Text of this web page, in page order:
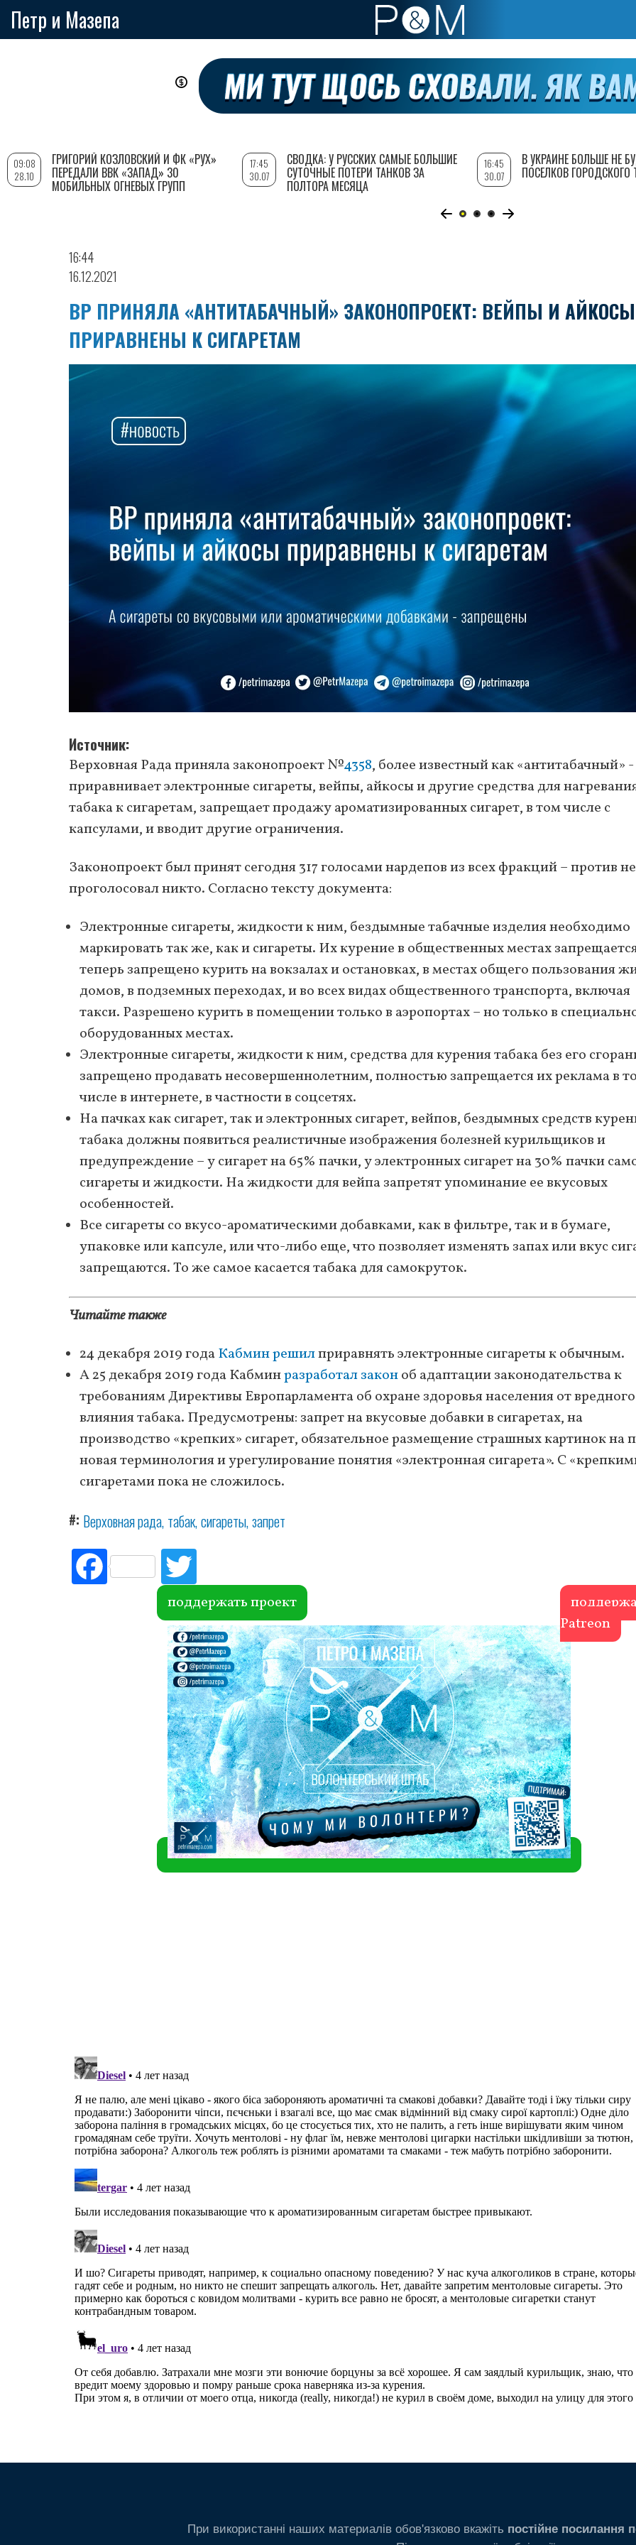
Петр и Мазепа
16:44
16.12.2021
ВР ПРИНЯЛА «АНТИТАБАЧНЫЙ» ЗАКОНОПРОЕКТ: ВЕЙПЫ И АЙКОСЫ
ПРИРАВНЕНЫ К СИГАРЕТАМ
Источник
Верховная Рада приняла законопроект №4358, более известный как «антитабачный»
приравнивает электронные сигареты, вейпы, айкосы и другие средства для
табака к сигаретам, запрещает продажу ароматизированных сигарет, в том числе с
капсулами, и вводит другие ограничения.
Законопроект был принят сегодня 317 голосами нардепов из всех фракций – против не
проголосовал никто. Согласно тексту документа:
Электронные сигареты, жидкости к ним, бездымные табачные изделия необходимо
маркировать так же, как и сигареты. Их курение в общественных местах
теперь запрещено курить на вокзалах и остановках, в местах общего пользования
домов, в подземных переходах, и во всех видах общественного транспорта, включая
такси. Разрешено курить в помещении только в аэропортах – но только в
оборудованных местах.
Электронные сигареты, жидкости к ним, средства для курения табака без его
запрещено продавать несовершеннолетним, полностью запрещается их реклама в
числе в интернете, в частности в соцсетях.
На пачках как сигарет, так и электронных сигарет, вейпов, бездымных средств
табака должны появиться реалистичные изображения болезней курильщиков и
предупреждение – у сигарет на 65% пачки, у электронных сигарет на 30% пачки
сигареты и жидкости. На жидкости для вейпа запретят упоминание ее вкусовых
особенностей.
Все сигареты со вкусо-ароматическими добавками, как в фильтре, так и в бумаге,
упаковке или капсуле, или что-либо еще, что позволяет изменять запах или вкус
запрещаются. То же самое касается табака для самокруток.
Читайте также
24 декабря 2019 годаКабмин решилприравнять электронные сигареты к обычным.
А 25 декабря 2019 года Кабминразработал законоб адаптации законодательства к
требованиям Директивы Европарламента об охране здоровья населения от вредного
влияния табака. Предусмотрены: запрет на вкусовые добавки в сигаретах, на
производство «крепких» сигарет, обязательное размещение страшных картинок на
новая терминология и урегулирование понятия «электронная сигарета». С
сигаретами пока не сложилось.
# Верховная рада табак сигареты запрет
Fac
ebo itte
r
поддержать проект
Patreon
09:08
28.10
ГРИГОРИЙ КОЗЛОВСКИЙ И ФК «РУХ»
ПЕРЕДАЛИ ВВК «ЗАПАД» 30
МОБИЛЬНЫХ ОГНЕВЫХ ГРУПП
17:45
30.07
СВОДКА: У РУССКИХ САМЫЕ БОЛЬШИЕ
СУТОЧНЫЕ ПОТЕРИ ТАНКОВ ЗА
ПОЛТОРА МЕСЯЦА
16:45
30.07
В УКРАИНЕ БОЛЬШЕ НЕ
ПОСЕЛКОВ ГОРОДСКОГО
При використанні наших материалів обов'язково вкажіть постійне посилання